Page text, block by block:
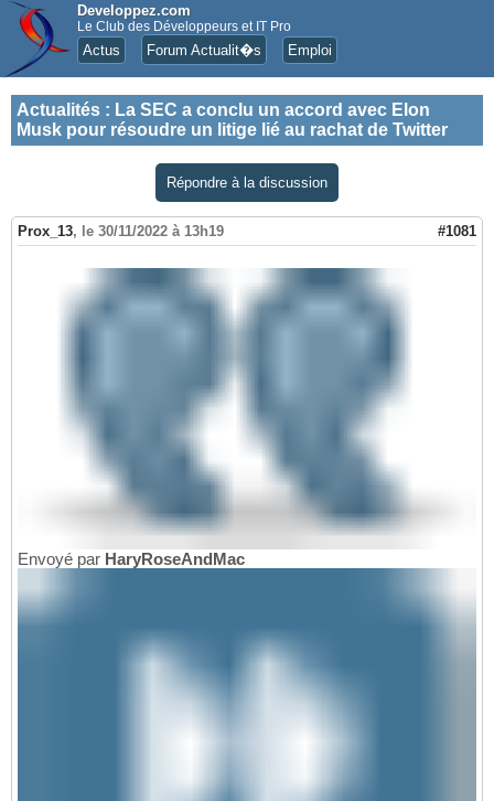
Developpez.com
Le Club des Développeurs et IT Pro
Actus Forum Actualit�s Emploi
Actualités : La SEC a conclu un accord avec Elon
Musk pour résoudre un litige lié au rachat de Twitter
Répondre à la discussion
Prox_13, le 30/11/2022 à 13h19 #1081
Envoyé par HaryRoseAndMac